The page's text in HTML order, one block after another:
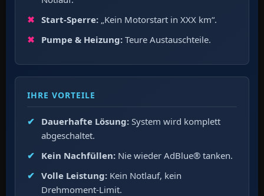
Start-Sperre: „Kein Motorstart in XXX km“.
Pumpe & Heizung: Teure Austauschteile.
IHRE VORTEILE
Dauerhafte Lösung: System wird komplett
abgeschaltet.
Kein Nachfüllen: Nie wieder AdBlue® tanken.
Volle Leistung: Kein Notlauf, kein
Drehmoment-Limit.